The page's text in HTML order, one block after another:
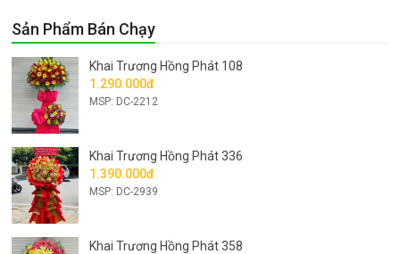
Sản Phẩm Bán Chạy
Khai Trương Hồng Phát 108
1.290.000đ
MSP: DC-2212
Khai Trương Hồng Phát 336
1.390.000đ
MSP: DC-2939
Khai Trương Hồng Phát 358